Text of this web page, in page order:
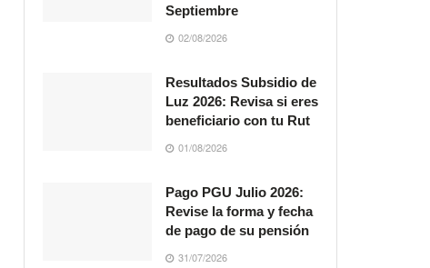
Septiembre
02/08/2026
Resultados Subsidio de
Luz 2026: Revisa si eres
beneficiario con tu Rut
01/08/2026
Pago PGU Julio 2026:
Revise la forma y fecha
de pago de su pensión
31/07/2026